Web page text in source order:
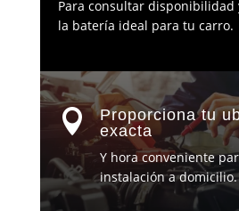
Para consultar disponibilidad
la batería ideal para tu carro.

Proporciona tu
exacta
Y hora conveniente
instalación a domicilio.